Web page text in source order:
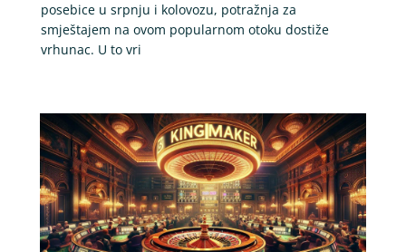
posebice u srpnju i kolovozu, potražnja za
smještajem na ovom popularnom otoku dostiže
vrhunac. U to vri